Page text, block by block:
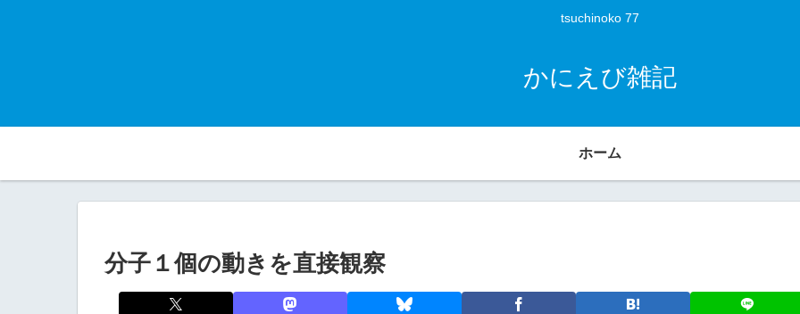
tsuchinoko 77
かにえび雑記
ホーム
分子１個の動きを直接観察